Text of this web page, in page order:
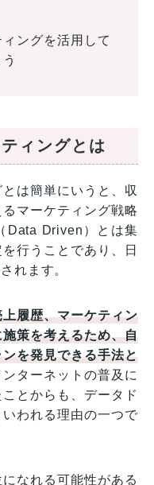
ングを活用して
ィングとは
は簡単にいうと、収
マーケティング戦略
Data Driven）とは集
行うことであり、日
れます。
履歴、マーケティン
策を考えるため、自
を発見できる手法と
ンターネットの普及に
とからも、データド
われる理由の一つで
なれる可能性がある